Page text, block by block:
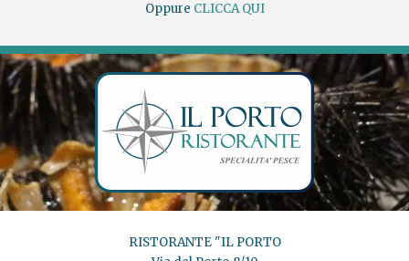
Oppure CLICCA QUI
RISTORANTE "IL PORTO